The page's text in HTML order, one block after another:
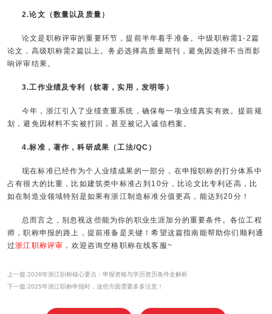
2.论文（数量以及质量）
论文是职称评审的重要环节，提前半年着手准备。中级职称需1-2篇
论文，高级职称需2篇以上。务必选择高质量期刊，避免因选择不当而影
响评审结果。
3.工作业绩及专利（软著，实用，发明等）
今年，浙江引入了业绩查重系统，确保每一项业绩真实有效。提前规
划，避免因材料不实被打回，甚至被记入诚信档案。
4.标准，著作，科研成果（工法/QC）
现在标准已经作为个人业绩成果的一部分，在申报职称的打分体系中
占有很大的比重，比如建筑类中标准占到10分，比论文比专利还高，比
如在制造业领域特别是如果有浙江制造标准分值更高，能达到20分！
总而言之，别忽视这些能为你的职业生涯加分的重要条件。各位工程
师，职称申报的路上，提前准备是关键！希望这篇指南能帮助你们顺利通
过浙江职称评审 ，欢迎咨询空格职称在线客服~
上一篇:2026年浙江职称核心要点：申报资格与学历资历条件全解析
下一篇:2025年浙江职称申报时，这些方面需要多多注意！